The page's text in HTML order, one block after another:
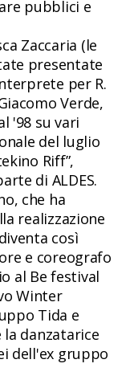
pubblici e
Zaccaria (le
presentate
per R.
Verde,
'98 su vari
del luglio
Riff”,
di ALDES.
che ha
realizzazione
così
e coreografo
al Be festival
Winter
Tida e
danzatarice
dell'ex gruppo